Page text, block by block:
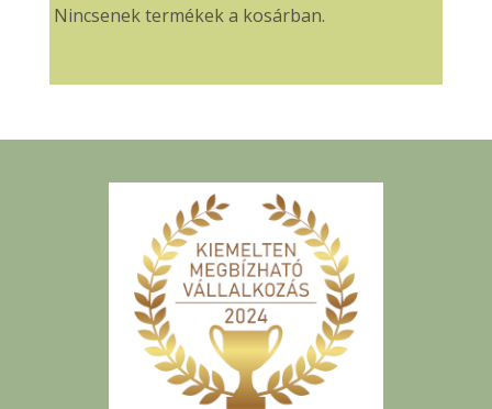
Nincsenek termékek a kosárban.